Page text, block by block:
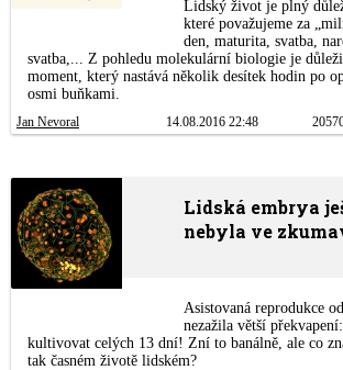
Lidský život je plný
které považujeme za
den, maturita, svatba,
svatba,... Z pohledu molekulární biologie je
moment, který nastává několik desítek hodin po
osmi buňkami.
Jan Nevoral 14.08.2016 22:48
Lidská embrya
nebyla ve
Asistovaná reprodukce
nezažila větší
kultivovat celých 13 dní! Zní to banálně, ale co
tak časném životě lidském?